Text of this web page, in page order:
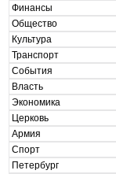
Финансы
Общество
Культура
Транспорт
События
Власть
Экономика
Церковь
Армия
Спорт
Петербург